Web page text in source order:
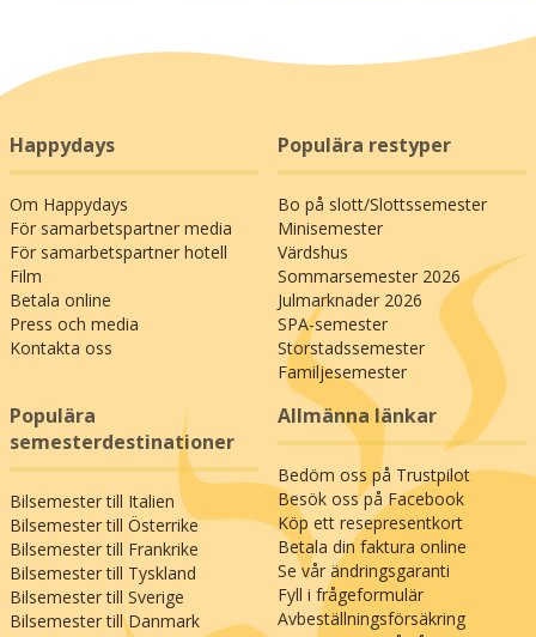
Happydays
Om Happydays
För samarbetspartner media
För samarbetspartner hotell
Film
Betala online
Press och media
Kontakta oss
Populära restyper
Bo på slott/Slottssemester
Minisemester
Värdshus
Sommarsemester 2026
Julmarknader 2026
SPA-semester
Storstadssemester
Familjesemester
Populära
semesterdestinationer
Bilsemester till Italien
Bilsemester till Österrike
Bilsemester till Frankrike
Bilsemester till Tyskland
Bilsemester till Sverige
Bilsemester till Danmark
Allmänna länkar
Bedöm oss på Trustpilot
Besök oss på Facebook
Köp ett resepresentkort
Betala din faktura online
Se vår ändringsgaranti
Fyll i frågeformulär
Avbeställningsförsäkring